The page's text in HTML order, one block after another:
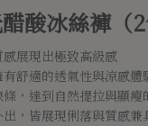
酸冰絲褲（2
展現出極致高級感
舒適的透氣性與涼感體
，達到自然提拉與顯瘦
，皆展現俐落與質感兼